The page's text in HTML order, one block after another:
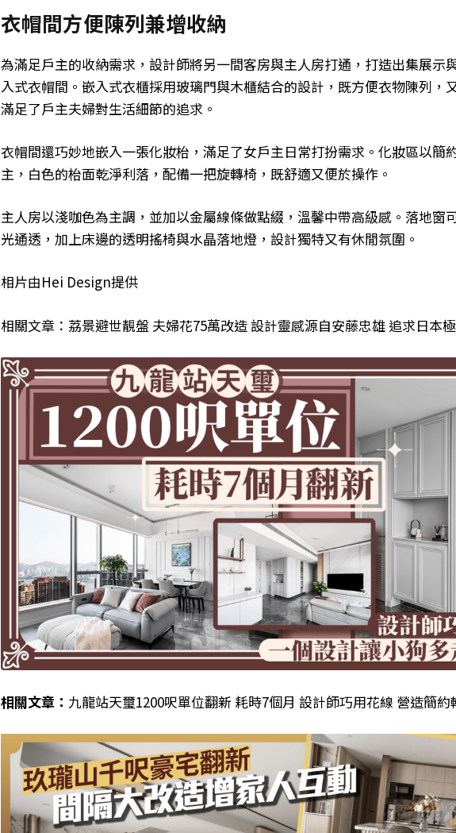
衣帽間方便陳列兼增收納
為滿足戶主的收納需求，設計師將另一間客房與主人房打通，打造出集展示
入式衣帽間。嵌入式衣櫃採用玻璃門與木櫃結合的設計，既方便衣物陳列，
滿足了戶主夫婦對生活細節的追求。
衣帽間還巧妙地嵌入一張化妝枱，滿足了女戶主日常打扮需求。化妝區以簡
主，白色的枱面乾淨利落，配備一把旋轉椅，既舒適又便於操作。
主人房以淺咖色為主調，並加以金屬線條做點綴，溫馨中帶高級感。落地窗
光通透，加上床邊的透明搖椅與水晶落地燈，設計獨特又有休閒氛圍。
相片由Hei Design提供
相關文章：荔景避世靚盤 夫婦花75萬改造 設計靈感源自安藤忠雄 追求日本
相關文章： 九龍站天璽1200呎單位翻新 耗時7個月 設計師巧用花線 營造簡約